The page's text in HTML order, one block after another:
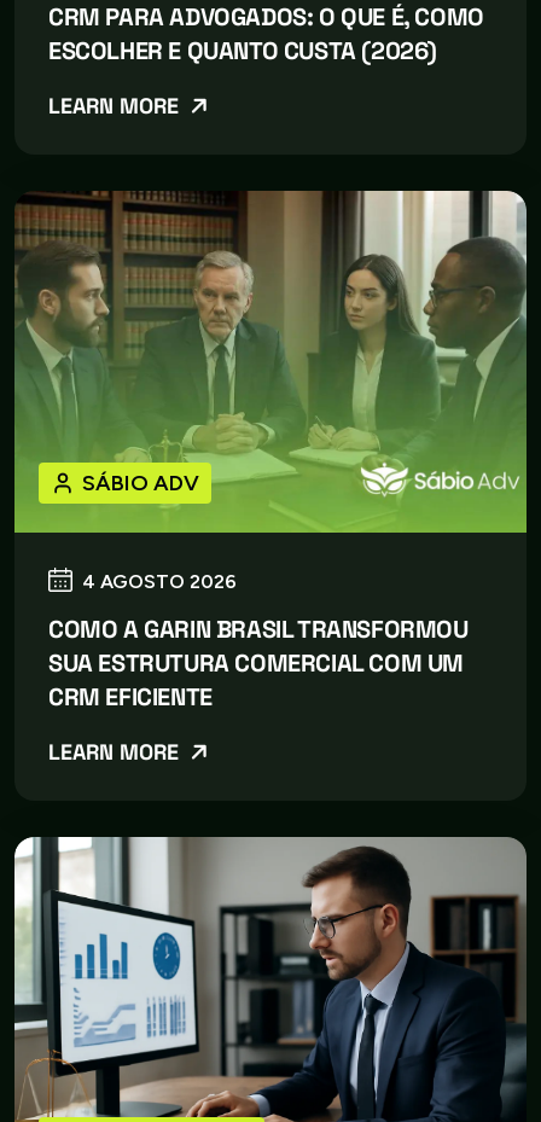
CRM PARA ADVOGADOS: O QUE É, COMO
ESCOLHER E QUANTO CUSTA (2026)
LEARN MORE
4 AGOSTO 2026
SÁBIO ADV
COMO A GARIN BRASIL TRANSFORMOU
SUA ESTRUTURA COMERCIAL COM UM
CRM EFICIENTE
LEARN MORE